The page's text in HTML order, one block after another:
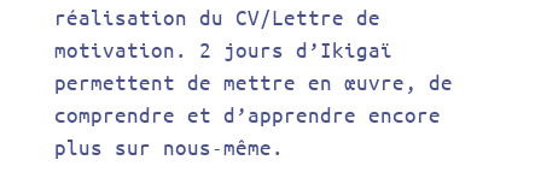
réalisation du CV/Lettre de
motivation. 2 jours d’Ikigaï
permettent de mettre en œuvre, de
comprendre et d’apprendre encore
plus sur nous-même.